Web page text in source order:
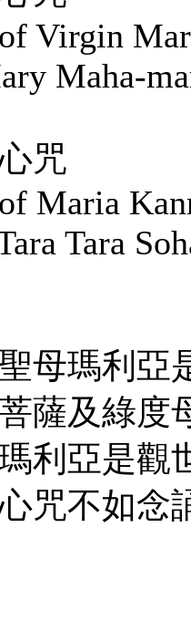
Virgin
Maha-
咒
Maria
Tara
母瑪利亞
薩及綠度
利亞是觀
咒不如念